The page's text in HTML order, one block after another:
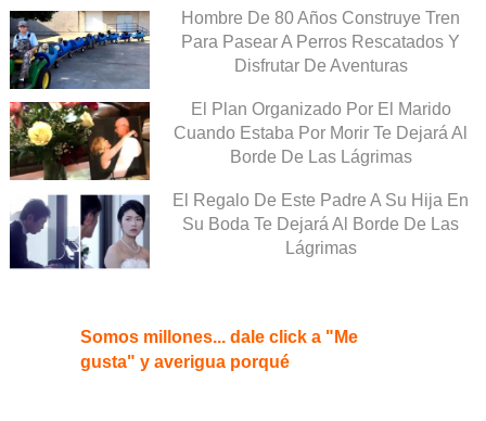
Hombre De 80 Años Construye Tren
Para Pasear A Perros Rescatados Y
Disfrutar De Aventuras
El Plan Organizado Por El Marido
Cuando Estaba Por Morir Te Dejará Al
Borde De Las Lágrimas
El Regalo De Este Padre A Su Hija En
Su Boda Te Dejará Al Borde De Las
Lágrimas
Somos millones... dale click a "Me
gusta" y averigua porqué